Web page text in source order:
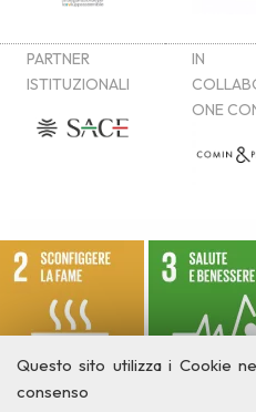
Questo sito utilizza i Cookie
consenso